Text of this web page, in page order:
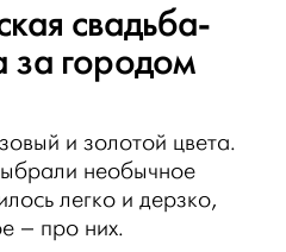
свадьба-
за городом
и золотой цвета.
необычное
легко и дерзко,
– про них.